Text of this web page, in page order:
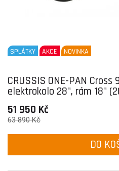
SPLÁTKY AKCE NOVINKA
CRUSSIS ONE-PAN Cross
elektrokolo 28", rám 18"
51 950 Kč
63 890 Kč
DO